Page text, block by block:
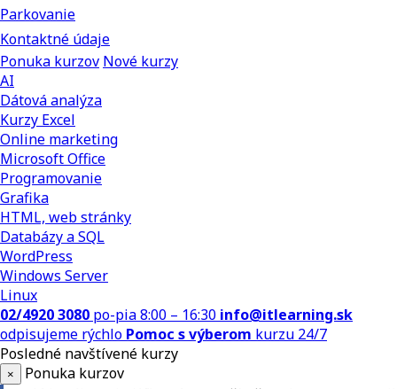
Parkovanie
Kontaktné údaje
Ponuka kurzov Nové kurzy
AI
Dátová analýza
Kurzy Excel
Online marketing
Microsoft Office
Programovanie
Grafika
HTML, web stránky
Databázy a SQL
WordPress
Windows Server
Linux
02/4920 3080 po-pia 8:00 – 16:30 info@itlearning.sk
odpisujeme rýchlo Pomoc s výberom kurzu 24/7
Posledné navštívené kurzy
×
Ponuka kurzov